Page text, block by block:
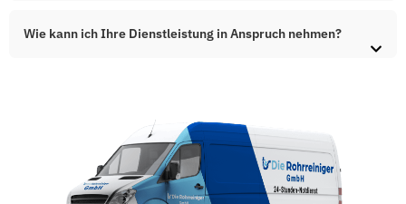
Wie kann ich Ihre Dienstleistung in Anspruch nehmen?